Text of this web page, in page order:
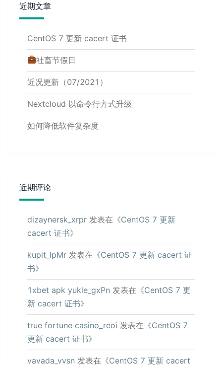
近期文章
CentOS 7 更新 cacert 证书
社畜节假日
近况更新（07/2021）
Nextcloud 以命令行方式升级
如何降低软件复杂度
近期评论
dizaynersk_xrpr 发表在《CentOS 7 更新
cacert 证书》
kupit_lpMr 发表在《CentOS 7 更新 cacert 证
书》
1xbet apk yukle_gxPn 发表在《CentOS 7 更
新 cacert 证书》
true fortune casino_reoi 发表在《CentOS 7
更新 cacert 证书》
vavada_vvsn 发表在《CentOS 7 更新 cacert